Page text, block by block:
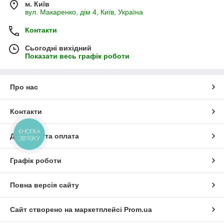
роботи, які виконує Група компаній
ліцензія та дозвільні документи. Ми використовуємо та
Якщо у Вас немає газу, в нашому Інтернет-магазині є
допомогою електрики. Швидко та якісно виконаємо
доставку, монтаж, обслуговування. Працюємо з усіма
м. Київ
вул. Макаренко, дім 4, Київ, Україна
Контакти
Сьогодні вихідний
Показати весь графік роботи
Про нас
Контакти
Доставка та оплата
Графік роботи
Повна версія сайту
Сайт створено на маркетплейсі Prom.ua
КНОПКА
ЗВ'ЯЗКУ